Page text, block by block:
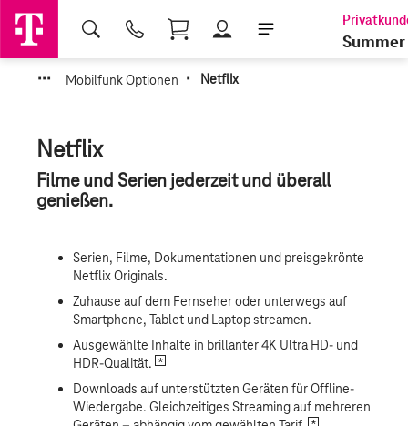
Shopping Cart
Summer
··· Mobilfunk Optionen · Netflix
Netflix
Filme und Serien jederzeit und überall
genießen.
Serien, Filme, Dokumentationen und preisgekrönte
Netflix Originals.
Zuhause auf dem Fernseher oder unterwegs auf
Smartphone, Tablet und Laptop streamen.
Ausgewählte Inhalte in brillanter 4K Ultra HD- und
HDR-Qualität. *
Downloads auf unterstützten Geräten für Offline-
Wiedergabe. Gleichzeitiges Streaming auf mehreren